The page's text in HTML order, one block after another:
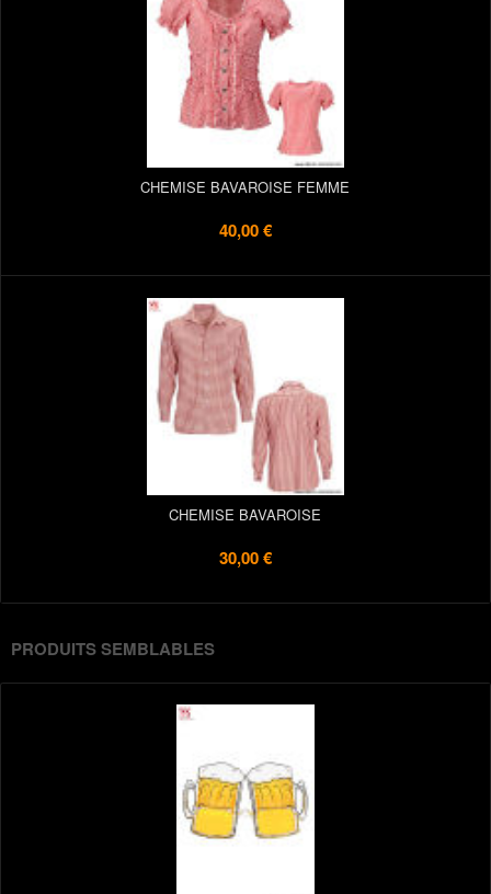
CHEMISE BAVAROISE FEMME
40,00 €
CHEMISE BAVAROISE
30,00 €
PRODUITS SEMBLABLES